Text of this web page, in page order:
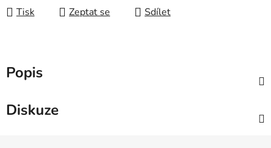
Tisk Zeptat se Sdílet
Popis
Diskuze